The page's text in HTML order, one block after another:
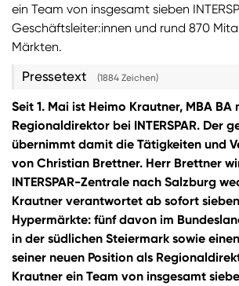
ein Team von insgesamt sieben
Geschäftsleiter:innen und rund 870
Märkten.
Pressetext (1884 Zeichen)
Seit 1. Mai ist Heimo Krautner, MBA BA
Regionaldirektor bei INTERSPAR. Der
übernimmt damit die Tätigkeiten und
von Christian Brettner. Herr Brettner
INTERSPAR-Zentrale nach Salzburg
Krautner verantwortet ab sofort sieben
Hypermärkte: fünf davon im
in der südlichen Steiermark sowie
seiner neuen Position als
Krautner ein Team von insgesamt